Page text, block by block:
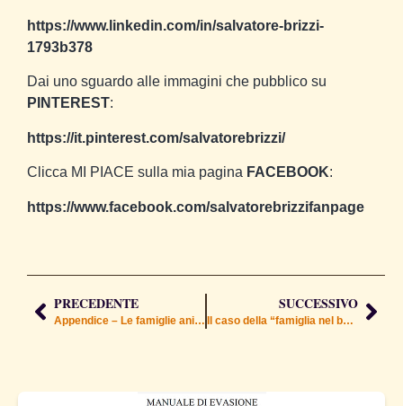
https://www.linkedin.com/in/salvatore-brizzi-
1793b378
Dai uno sguardo alle immagini che pubblico su
PINTEREST:
https://it.pinterest.com/salvatorebrizzi/
Clicca MI PIACE sulla mia pagina FACEBOOK:
https://www.facebook.com/salvatorebrizzifanpage
PRECEDENTE
Appendice – Le famiglie animiche
SUCCESSIVO
Il caso della “famiglia nel bosco”